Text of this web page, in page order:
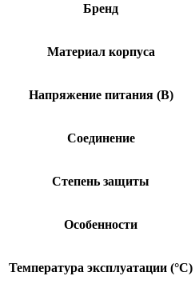
Бренд
Материал корпуса
Напряжение питания (В)
Соединение
Степень защиты
Особенности
Температура эксплуатации (°C)